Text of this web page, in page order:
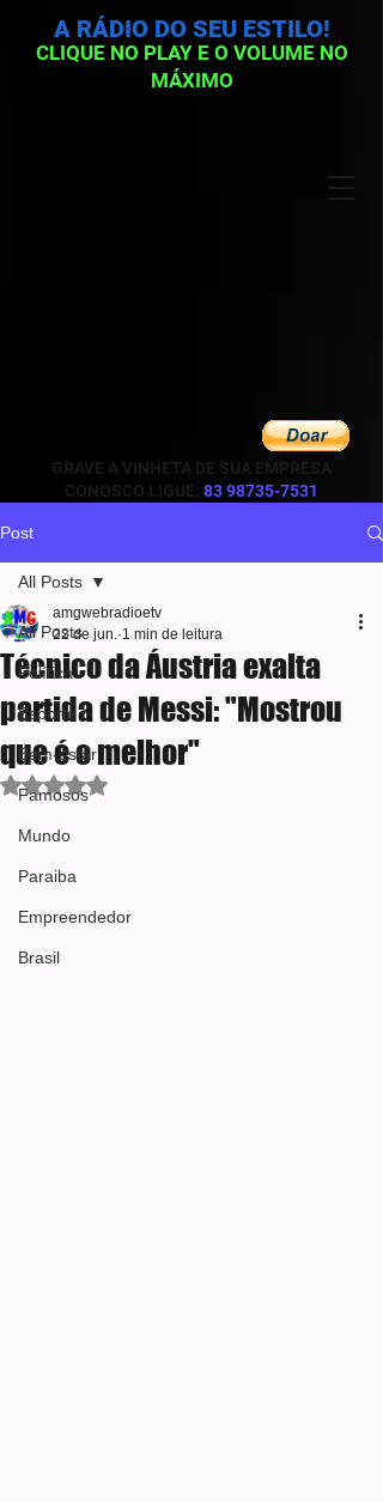
GRAVE A VINHETA DE SUA EMPRESA
CONOSCO LIGUE: 83 98735-7531
CLIQUE NO PLAY E O VOLUME NO
MÁXIMO
A RÁDIO DO SEU ESTILO!
Post
All Posts
Política
Esporte
Bem-estar
Famosos
Mundo
Paraiba
Empreendedor
Brasil
All Posts
Técnico da Áustria exalta
partida de Messi: "Mostrou
que é o melhor"
amgwebradioetv
22 de jun. 1 min de leitura
Avaliado com NaN de 5 estrelas.